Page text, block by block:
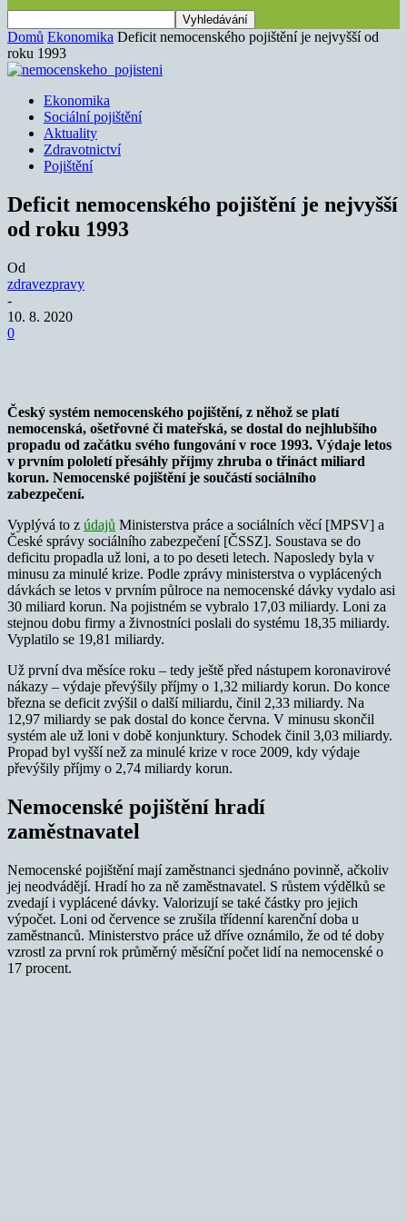
Domů Ekonomika Deficit nemocenského pojištění je nejvyšší od
roku 1993
Ekonomika
Sociální pojištění
Aktuality
Zdravotnictví
Pojištění
Deficit nemocenského pojištění je nejvyšší
od roku 1993
Od
zdravezpravy
-
10. 8. 2020
0
Český systém nemocenského pojištění, z něhož se platí
nemocenská, ošetřovné či mateřská, se dostal do nejhlubšího
propadu od začátku svého fungování v roce 1993. Výdaje letos
v prvním pololetí přesáhly příjmy zhruba o třináct miliard
korun. Nemocenské pojištění je součástí sociálního
zabezpečení.
Vyplývá to z údajů Ministerstva práce a sociálních věcí [MPSV] a
České správy sociálního zabezpečení [ČSSZ]. Soustava se do
deficitu propadla už loni, a to po deseti letech. Naposledy byla v
minusu za minulé krize. Podle zprávy ministerstva o vyplácených
dávkách se letos v prvním půlroce na nemocenské dávky vydalo asi
30 miliard korun. Na pojistném se vybralo 17,03 miliardy. Loni za
stejnou dobu firmy a živnostníci poslali do systému 18,35 miliardy.
Vyplatilo se 19,81 miliardy.
Už první dva měsíce roku – tedy ještě před nástupem koronavirové
nákazy – výdaje převýšily příjmy o 1,32 miliardy korun. Do konce
března se deficit zvýšil o další miliardu, činil 2,33 miliardy. Na
12,97 miliardy se pak dostal do konce června. V minusu skončil
systém ale už loni v době konjunktury. Schodek činil 3,03 miliardy.
Propad byl vyšší než za minulé krize v roce 2009, kdy výdaje
převýšily příjmy o 2,74 miliardy korun.
Nemocenské pojištění hradí
zaměstnavatel
Nemocenské pojištění mají zaměstnanci sjednáno povinně, ačkoliv
jej neodvádějí. Hradí ho za ně zaměstnavatel. S růstem výdělků se
zvedají i vyplácené dávky. Valorizují se také částky pro jejich
výpočet. Loni od července se zrušila třídenní karenční doba u
zaměstnanců. Ministerstvo práce už dříve oznámilo, že od té doby
vzrostl za první rok průměrný měsíční počet lidí na nemocenské o
17 procent.